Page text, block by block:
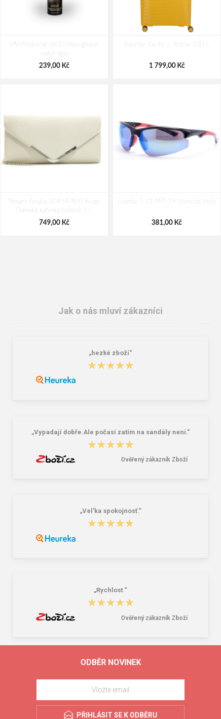
modrá Modrá 1 l
69,00 Kč
05 modrá 30 L
VM Footwear 3600 Impregnace
water stop
239,00 Kč
Travelite Pacific L Yellow 100 L
1 799,00 Kč
Tamaris Amalia 30454-400 Beige
Dámská kabelka béžová 2 L
749,00 Kč
Granite 5 21747-19 Sluneční brýle
381,00 Kč
Nákupní skládací taška Dielle BS-3-
249,00 Kč
Paris - dámský skládací deštník bílá
Jak o nás mluví zákazníci
„hezké zboží“
★★★★★
★★★★★
„Vypadají dobře.Ale počasí zatím na sandály není.“
★★★★★
★★★★★
Ověřený zákazník Zboží
„Vel'ka spokojnosť.“
★★★★★
★★★★★
„Rychlost “
★★★★★
★★★★★
Ověřený zákazník Zboží
ODBĚR NOVINEK
PŘIHLÁSIT SE K ODBĚRU